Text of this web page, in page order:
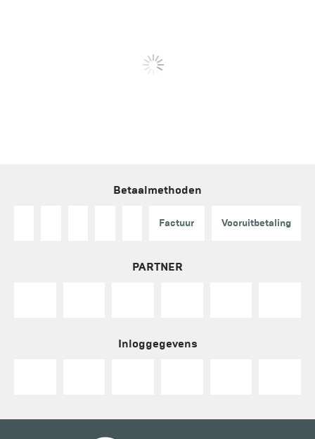
Betaalmethoden
Factuur Vooruitbetaling
PARTNER
Inloggegevens